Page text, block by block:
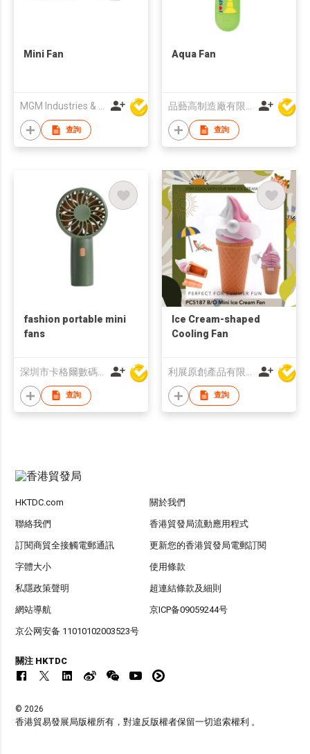
Mini Fan
MGM Industries & Company
查詢
Aqua Fan
品藝高制造廠有限公司
查詢
fashion portable mini
fans
深圳市卡格爾數碼科技有限公司
查詢
Ice Cream-shaped
Cooling Fan
查詢
HKTDC.com 關於我們
聯絡我們 香港貿發局流動應用程式
訂閱商貿全接觸電郵通訊 更新您的香港貿發局電郵訂閱
字體大小 使用條款
私隱政策聲明 超連結條款及細則
網站導航 京ICP备09059244号
京公网安备 11010102003523号
關注 HKTDC
© 2026
香港貿易發展局版權所有，對違反版權者保留一切追索權利 。